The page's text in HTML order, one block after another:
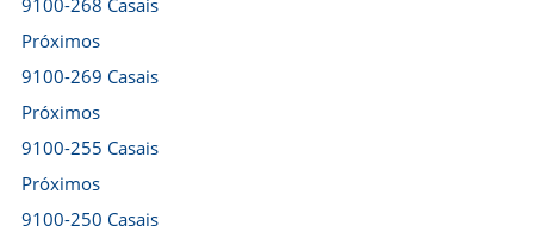
9100-268 Casais
Próximos
9100-269 Casais
Próximos
9100-255 Casais
Próximos
9100-250 Casais